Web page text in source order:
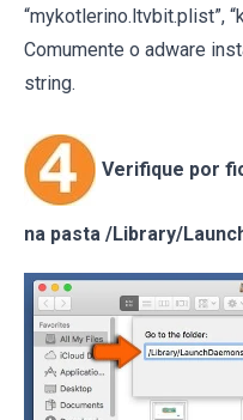
“mykotlerino.ltvbit.plist”,
Comumente o adware
string.
Verifique por
na pasta /Library/